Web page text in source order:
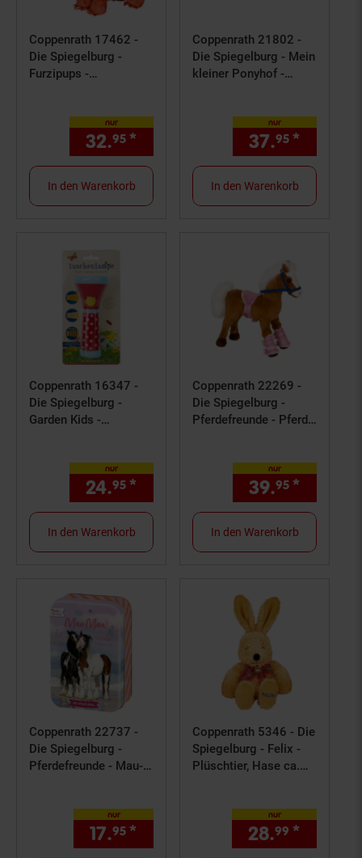
Coppenrath 17462 -
Die Spiegelburg -
Furzipups -
nur
32.95 * € Sternchen
In den Warenkorb
Coppenrath 21802 -
Die Spiegelburg - Mein
kleiner Ponyhof -
nur
37.95 *
In den Warenkorb
Coppenrath 16347 -
Die Spiegelburg -
Garden Kids -
nur
24.95 * € Sternchen
In den Warenkorb
Coppenrath 22269 -
Die Spiegelburg -
Pferdefreunde - Pferd
nur
39.95 *
In den Warenkorb
Coppenrath 22737 -
Die Spiegelburg -
Pferdefreunde - Mau-
nur
17.95 * € Sternchen
Coppenrath 5346 - Die
Spiegelburg - Felix -
Plüschtier, Hase ca.
nur
28.99 *